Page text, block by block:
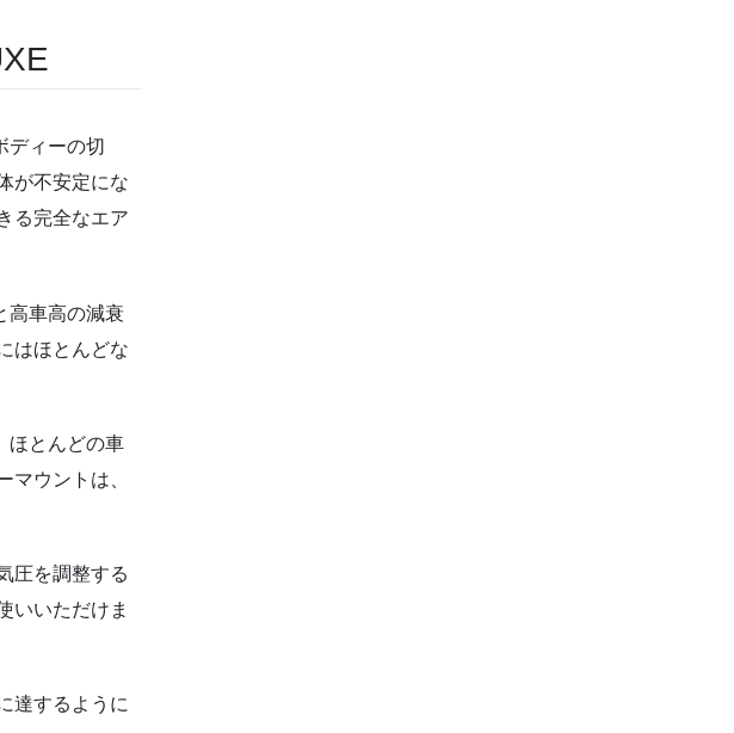
ディーの切
が不安定にな
る完全なエア
高車高の減衰
はほとんどな
ほとんどの車
ウントは、
圧を調整する
いいただけま
達するように